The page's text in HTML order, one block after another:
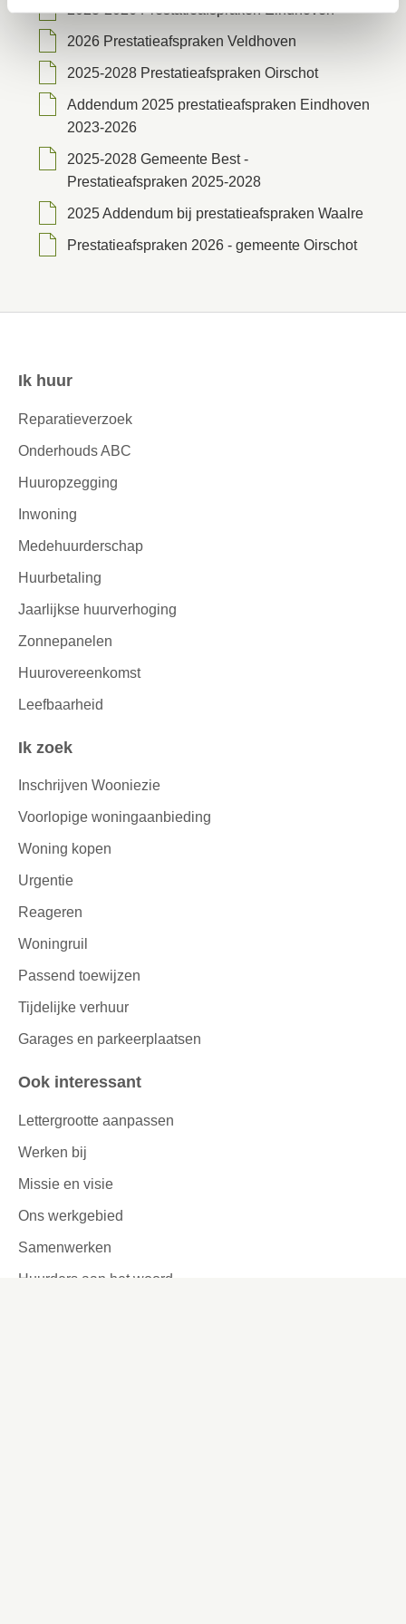
2023-2026 Prestatieafspraken Eindhoven
2026 Prestatieafspraken Veldhoven
2025-2028 Prestatieafspraken Oirschot
Addendum 2025 prestatieafspraken Eindhoven
2023-2026
2025-2028 Gemeente Best -
Prestatieafspraken 2025-2028
2025 Addendum bij prestatieafspraken Waalre
Prestatieafspraken 2026 - gemeente Oirschot
Contactinformatie
Ik huur
Reparatieverzoek
Onderhouds ABC
Huuropzegging
Inwoning
Medehuurderschap
Huurbetaling
Jaarlijkse huurverhoging
Zonnepanelen
Huurovereenkomst
Leefbaarheid
Ik zoek
Inschrijven Wooniezie
Voorlopige woningaanbieding
Woning kopen
Urgentie
Reageren
Woningruil
Passend toewijzen
Tijdelijke verhuur
Garages en parkeerplaatsen
Ook interessant
Lettergrootte aanpassen
Werken bij
Missie en visie
Ons werkgebied
Samenwerken
Huurders aan het woord